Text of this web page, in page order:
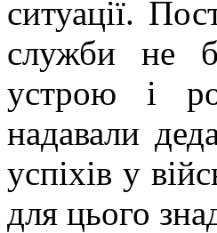
ситуації.
служби не
устрою і
надавали
успіхів у
для цього